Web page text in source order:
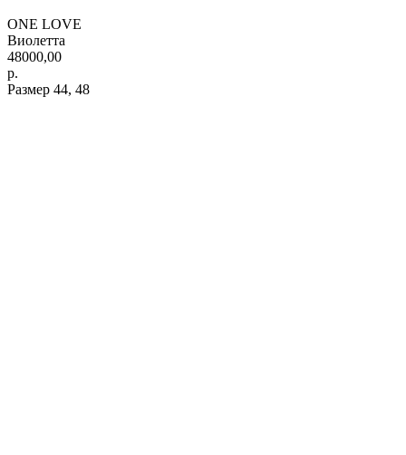
ONE LOVE
Виолетта
48000,00
р.
Размер 44, 48